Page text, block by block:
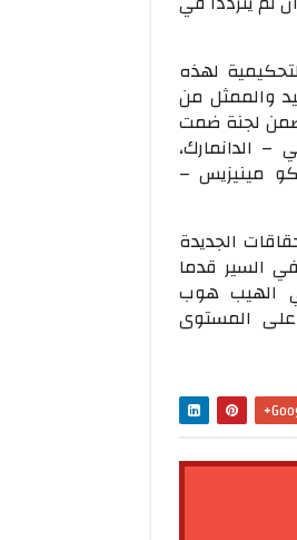
لهذه
والممثل من
ضمن لجنة ضمت
الدانمارك،
مينيزيس –
الجديدة
السير قدما
ممارسي الهيب هوب
على المستوى